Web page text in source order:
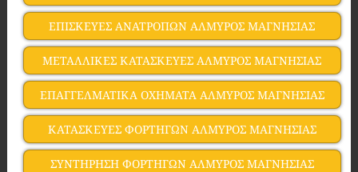
ΕΠΙΣΚΕΥΕΣ ΑΝΑΤΡΟΠΩΝ ΑΛΜΥΡΟΣ ΜΑΓΝΗΣΙΑΣ
ΜΕΤΑΛΛΙΚΕΣ ΚΑΤΑΣΚΕΥΕΣ ΑΛΜΥΡΟΣ ΜΑΓΝΗΣΙΑΣ
ΕΠΑΓΓΕΛΜΑΤΙΚΑ ΟΧΗΜΑΤΑ ΑΛΜΥΡΟΣ ΜΑΓΝΗΣΙΑΣ
ΚΑΤΑΣΚΕΥΕΣ ΦΟΡΤΗΓΩΝ ΑΛΜΥΡΟΣ ΜΑΓΝΗΣΙΑΣ
ΣΥΝΤΗΡΗΣΗ ΦΟΡΤΗΓΩΝ ΑΛΜΥΡΟΣ ΜΑΓΝΗΣΙΑΣ